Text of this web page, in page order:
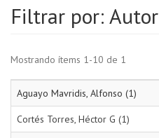
Filtrar por: Autor
Mostrando ítems 1-10 de 1
Aguayo Mavridis, Alfonso (1)
Cortés Torres, Héctor G (1)